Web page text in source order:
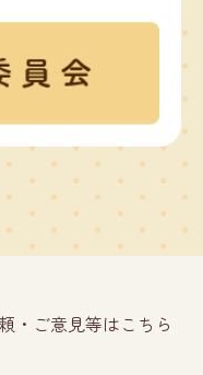
・ご意見等はこちら